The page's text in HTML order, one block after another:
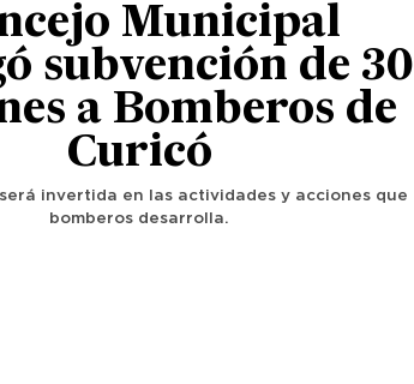
Municipal
subvención de 30
a Bomberos de
Curicó
invertida en las actividades y acciones que
bomberos desarrolla.